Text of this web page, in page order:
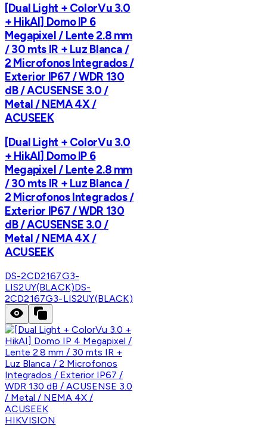
[Dual Light + ColorVu 3.0
+ HikAI] Domo IP 6
Megapixel / Lente 2.8 mm
/ 30 mts IR + Luz Blanca /
2 Microfonos Integrados /
Exterior IP67 / WDR 130
dB / ACUSENSE 3.0 /
Metal / NEMA 4X /
ACUSEEK
[Dual Light + ColorVu 3.0
+ HikAI] Domo IP 6
Megapixel / Lente 2.8 mm
/ 30 mts IR + Luz Blanca /
2 Microfonos Integrados /
Exterior IP67 / WDR 130
dB / ACUSENSE 3.0 /
Metal / NEMA 4X /
ACUSEEK
DS-2CD2167G3-
LIS2UY(BLACK)DS-
2CD2167G3-LIS2UY(BLACK)
HIKVISION